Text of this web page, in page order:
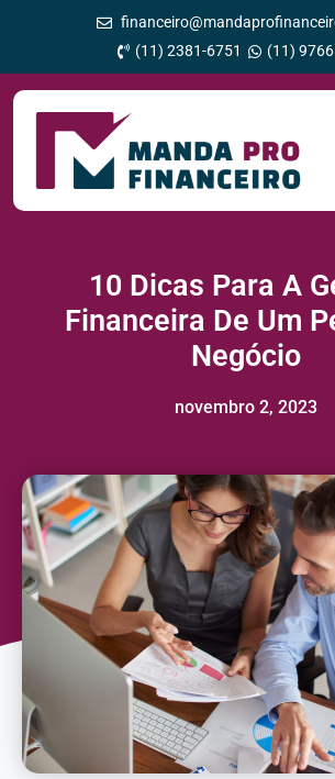
(11) 2381-6751
(11)
10 Dicas Para A
Financeira De Um
Negócio
novembro 2, 2023